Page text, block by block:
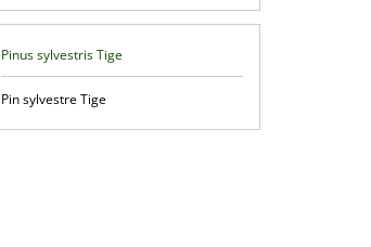
Pinus sylvestris Tige
Pin sylvestre Tige